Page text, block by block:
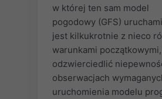
w której ten sam model
pogodowy (GFS)
jest kilkukrotnie z nieco
warunkami
odzwierciedlić
obserwacjach
uruchomienia modelu